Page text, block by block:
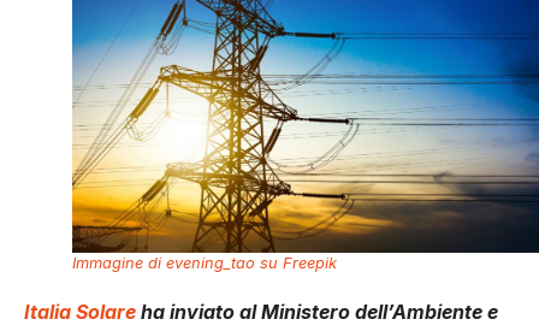
Immagine di evening_tao su Freepik
Italia Solare ha inviato al Ministero dell’Ambiente e